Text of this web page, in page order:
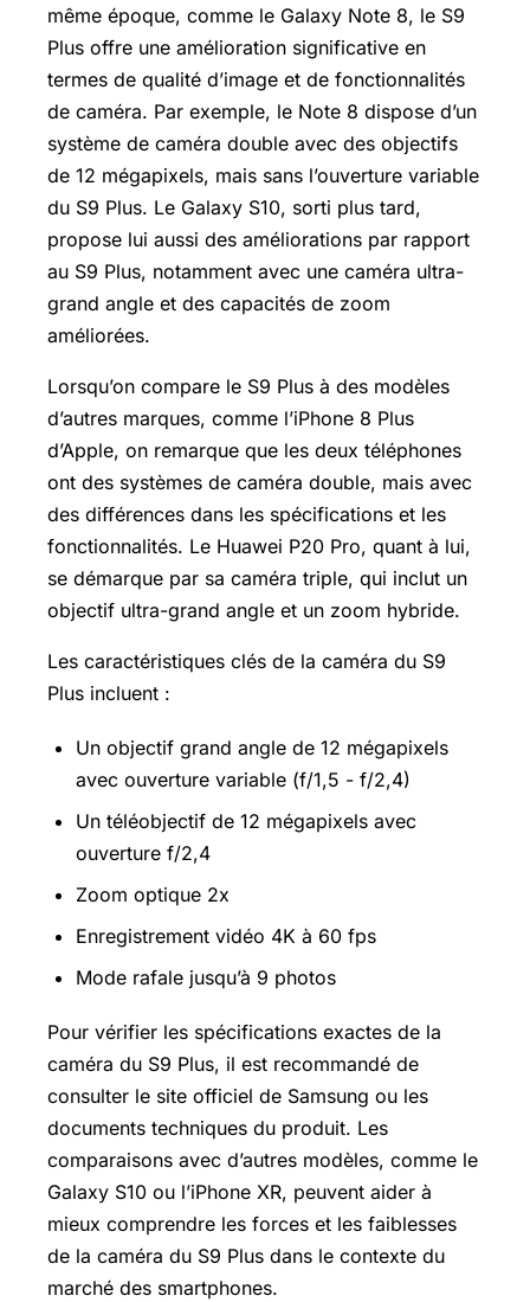
même époque, comme le Galaxy Note 8, le S9
Plus offre une amélioration significative en
termes de qualité d’image et de fonctionnalités
de caméra. Par exemple, le Note 8 dispose d’un
système de caméra double avec des objectifs
de 12 mégapixels, mais sans l’ouverture variable
du S9 Plus. Le Galaxy S10, sorti plus tard,
propose lui aussi des améliorations par rapport
au S9 Plus, notamment avec une caméra ultra-
grand angle et des capacités de zoom
améliorées.
Lorsqu’on compare le S9 Plus à des modèles
d’autres marques, comme l’iPhone 8 Plus
d’Apple, on remarque que les deux téléphones
ont des systèmes de caméra double, mais avec
des différences dans les spécifications et les
fonctionnalités. Le Huawei P20 Pro, quant à lui,
se démarque par sa caméra triple, qui inclut un
objectif ultra-grand angle et un zoom hybride.
Les caractéristiques clés de la caméra du S9
Plus incluent :
Un objectif grand angle de 12 mégapixels
avec ouverture variable (f/1,5 - f/2,4)
Un téléobjectif de 12 mégapixels avec
ouverture f/2,4
Zoom optique 2x
Enregistrement vidéo 4K à 60 fps
Mode rafale jusqu’à 9 photos
Pour vérifier les spécifications exactes de la
caméra du S9 Plus, il est recommandé de
consulter le site officiel de Samsung ou les
documents techniques du produit. Les
comparaisons avec d’autres modèles, comme le
Galaxy S10 ou l’iPhone XR, peuvent aider à
mieux comprendre les forces et les faiblesses
de la caméra du S9 Plus dans le contexte du
marché des smartphones.